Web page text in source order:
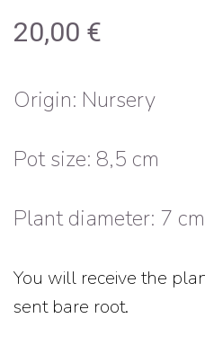
20,00 €
Origin: Nursery
Pot size: 8,5 cm
Plant diameter: 7 cm
You will receive the
sent bare root.